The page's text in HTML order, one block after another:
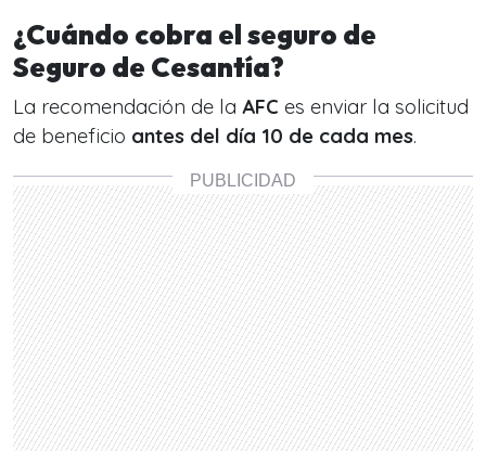
¿Cuándo cobra el seguro de
Seguro de Cesantía?
La recomendación de la AFC es enviar la solicitud
de beneficio antes del día 10 de cada mes.